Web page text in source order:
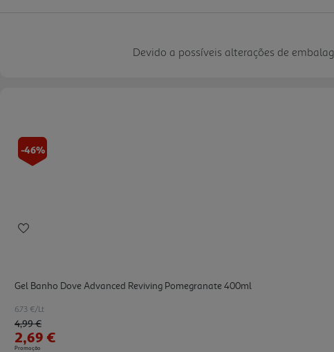
Devido a possíveis alterações de
-46%
Gel Banho Dove Advanced Reviving Pomegranate 400ml
6.73 €/Lt
Price reduced from
4,99 €to
2,69 €
Promoção